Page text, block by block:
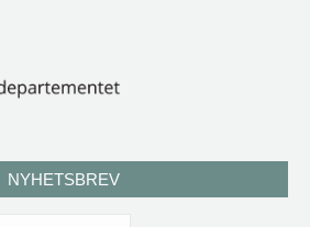
NYHETSBREV